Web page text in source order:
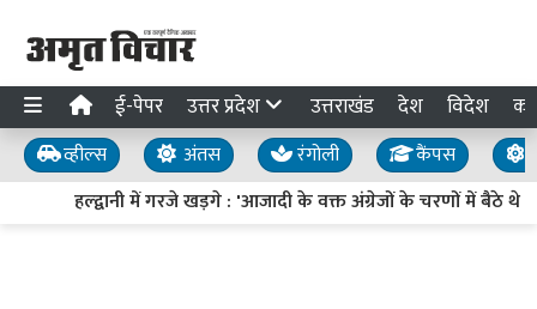
ई-पेपर उत्तर प्रदेश उत्तराखंड देश विदेश
व्हील्स अंतस रंगोली कैंपस
हल्द्वानी में गरजे खड़गे : 'आजादी के वक्त अंग्रेजों के चरणों में बैठे थे